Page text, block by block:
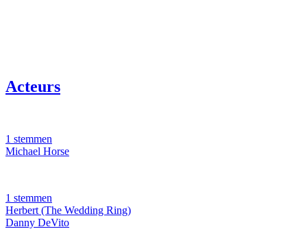
Acteurs
1 stemmen
Michael Horse
1 stemmen
Herbert (The Wedding Ring)
Danny DeVito